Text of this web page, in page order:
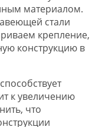
материалом.
стали
крепление,
конструкцию в
к увеличению
что